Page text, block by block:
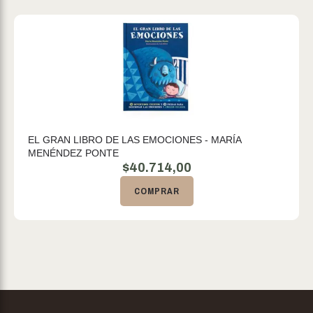
EL GRAN LIBRO DE LAS EMOCIONES - MARÍA
MENÉNDEZ PONTE
$40.714,00
COMPRAR